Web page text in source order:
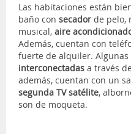
Las habitaciones están
baño con secador de pelo,
musical, aire
Además, cuentan con
fuerte de alquiler.
interconectadas a través
además, cuentan con un
segunda TV satélite,
son de moqueta.